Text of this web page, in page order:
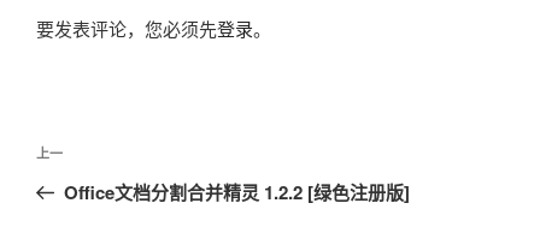
要发表评论，您必须先登录。
文
导
上
一
上一
Office文档分割合并精灵 1.2.2 [绿色注册版]